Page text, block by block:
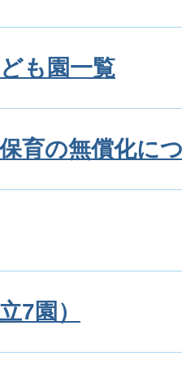
も園一覧
育の無償化に
7園）